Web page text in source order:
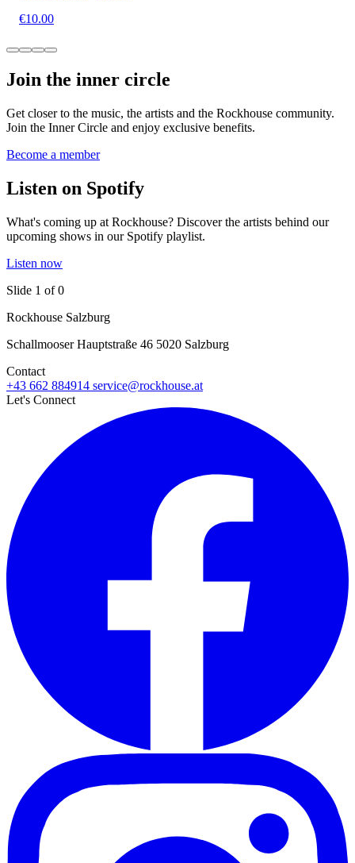
€10.00
Join the inner circle
Get closer to the music, the artists and the Rockhouse community.
Join the Inner Circle and enjoy exclusive benefits.
Become a member
Listen on Spotify
What's coming up at Rockhouse? Discover the artists behind our
upcoming shows in our Spotify playlist.
Listen now
Slide 1 of 0
Rockhouse Salzburg
Schallmooser Hauptstraße 46 5020 Salzburg
Contact
+43 662 884914 service@rockhouse.at
Let's Connect